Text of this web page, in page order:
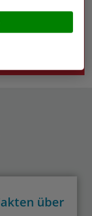
jetzt auf
über